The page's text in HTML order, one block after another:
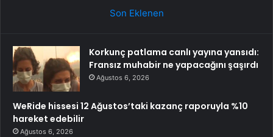
Son Eklenen
Korkunç patlama canlı yayına yansıdı:
Fransız muhabir ne yapacağını şaşırdı
Ağustos 6, 2026
WeRide hissesi 12 Ağustos’taki kazanç raporuyla %10
hareket edebilir
Ağustos 6, 2026